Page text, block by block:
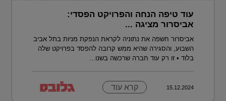
עוד טיפה הנחה והפרויקט הפסדי:
אביסרור מציגה ...
אביסרור חשפה את נתוניה לקראת הנפקת מניות בתל אביב
השבוע, והסגירה שהיא ממש קרובה להפסד בפרויקט שלה
בלוד • זו רק עוד חברה שרכשה בשנו...
15.12.2024 קרא עוד